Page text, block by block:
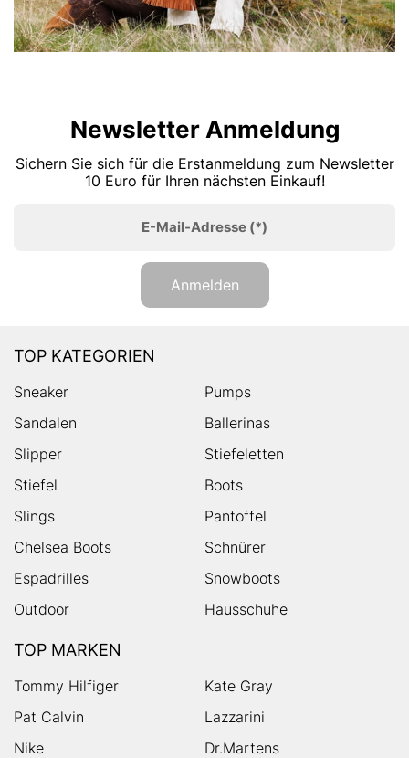
Newsletter Anmeldung
Sichern Sie sich für die Erstanmeldung zum Newsletter
10 Euro für Ihren nächsten Einkauf!
E-Mail-Adresse (*)
Anmelden
TOP KATEGORIEN
Sneaker
Pumps
Sandalen
Ballerinas
Slipper
Stiefeletten
Stiefel
Boots
Slings
Pantoffel
Chelsea Boots
Schnürer
Espadrilles
Snowboots
Outdoor
Hausschuhe
TOP MARKEN
Tommy Hilfiger
Kate Gray
Pat Calvin
Lazzarini
Nike
Dr.Martens